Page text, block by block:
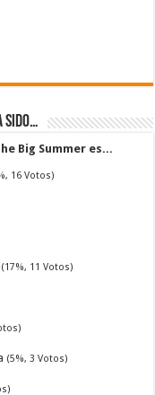
sido…
Big Summer es...
16 Votos)
(17%, 11 Votos)
(5%, 3 Votos)